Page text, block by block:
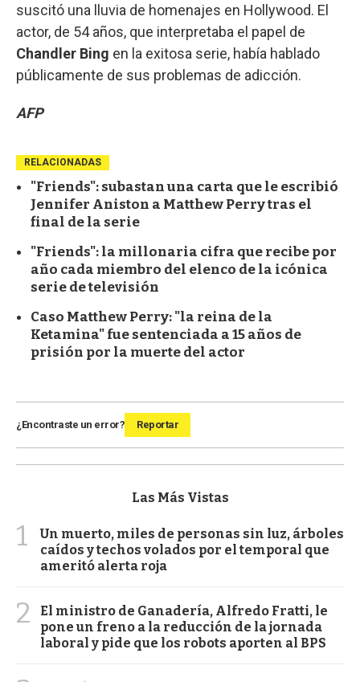
suscitó una lluvia de homenajes en Hollywood. El
actor, de 54 años, que interpretaba el papel de
Chandler Bing en la exitosa serie, había hablado
públicamente de sus problemas de adicción.
AFP
RELACIONADAS
"Friends": subastan una carta que le escribió
Jennifer Aniston a Matthew Perry tras el
final de la serie
"Friends": la millonaria cifra que recibe por
año cada miembro del elenco de la icónica
serie de televisión
Caso Matthew Perry: "la reina de la
Ketamina" fue sentenciada a 15 años de
prisión por la muerte del actor
¿Encontraste un error? Reportar
Las Más Vistas
1
Un muerto, miles de personas sin luz, árboles
caídos y techos volados por el temporal que
ameritó alerta roja
2
El ministro de Ganadería, Alfredo Fratti, le
pone un freno a la reducción de la jornada
laboral y pide que los robots aporten al BPS